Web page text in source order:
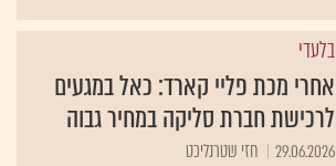
בלעדי
אחרי מכת פליי קארד: כאל במגעים
לרכישת חברת סליקה במחיר גבוה
29.06.2026 חזי שטרנליכט